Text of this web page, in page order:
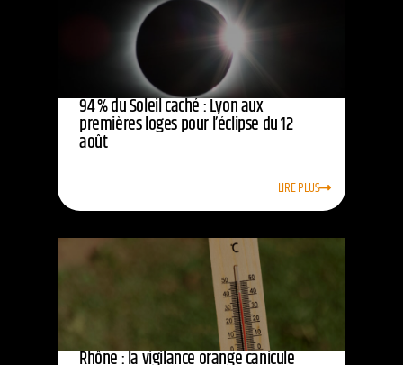
94 % du Soleil caché : Lyon aux
premières loges pour l’éclipse du 12
août
LIRE PLUS
Rhône : la vigilance orange canicule